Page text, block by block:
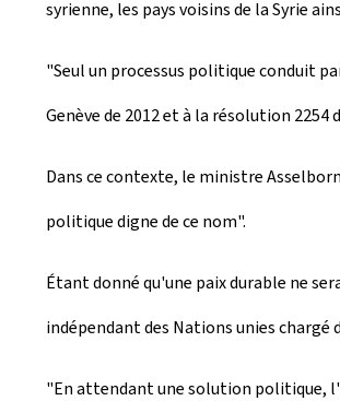
syrienne, les pays voisins de la Syrie
"Seul un processus politique conduit
Genève de 2012 et à la résolution
Dans ce contexte, le ministre
politique digne de ce nom".
Étant donné qu'une paix durable ne
indépendant des Nations unies chargé
"En attendant une solution politique,